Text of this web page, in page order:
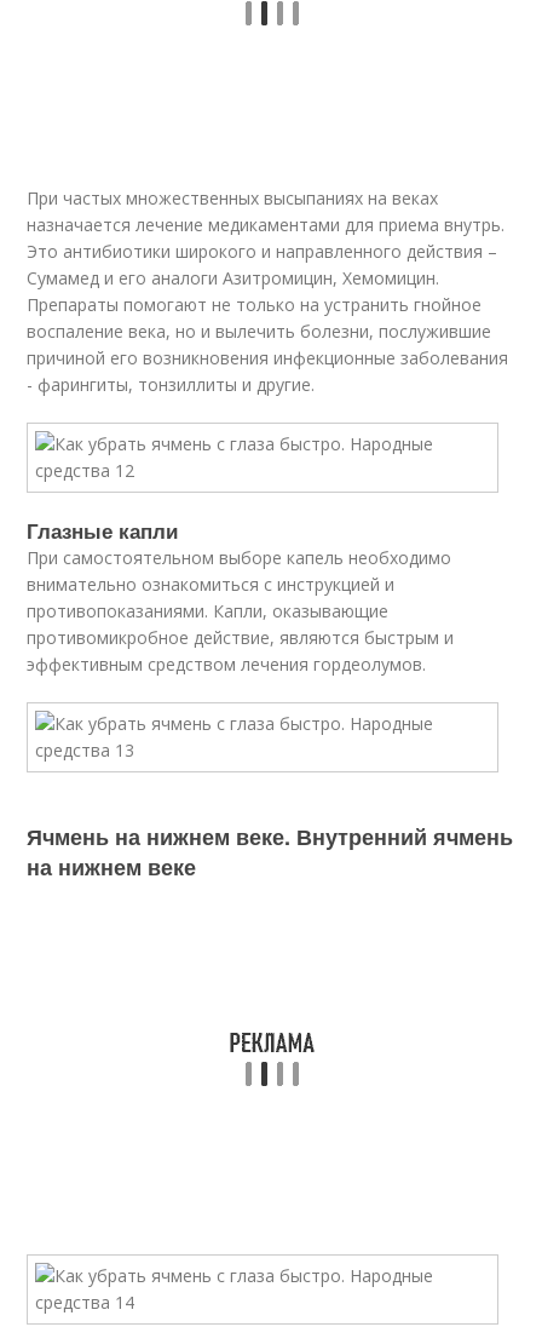
При частых множественных высыпаниях на веках
назначается лечение медикаментами для приема внутрь.
Это антибиотики широкого и направленного действия –
Сумамед и его аналоги Азитромицин, Хемомицин.
Препараты помогают не только на устранить гнойное
воспаление века, но и вылечить болезни, послужившие
причиной его возникновения инфекционные заболевания
- фарингиты, тонзиллиты и другие.
Глазные капли
При самостоятельном выборе капель необходимо
внимательно ознакомиться с инструкцией и
противопоказаниями. Капли, оказывающие
противомикробное действие, являются быстрым и
эффективным средством лечения гордеолумов.
Ячмень на нижнем веке. Внутренний ячмень
на нижнем веке